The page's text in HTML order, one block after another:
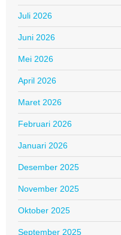
Juli 2026
Juni 2026
Mei 2026
April 2026
Maret 2026
Februari 2026
Januari 2026
Desember 2025
November 2025
Oktober 2025
September 2025